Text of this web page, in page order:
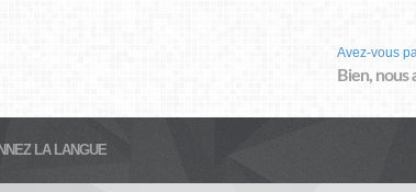
Avez-vous
Bien, nous
LA LANGUE